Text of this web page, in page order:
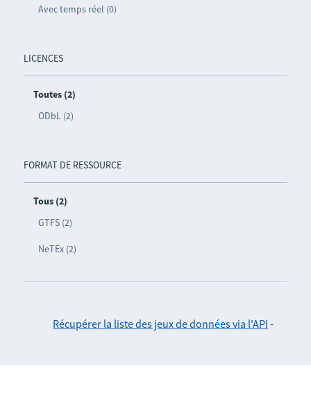
Avec temps réel (0)
LICENCES
Toutes (2)
ODbL (2)
FORMAT DE RESSOURCE
Tous (2)
GTFS (2)
NeTEx (2)
Récupérer la liste des jeux de données via l'API -